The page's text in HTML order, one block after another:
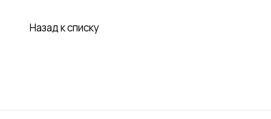
Назад к списку